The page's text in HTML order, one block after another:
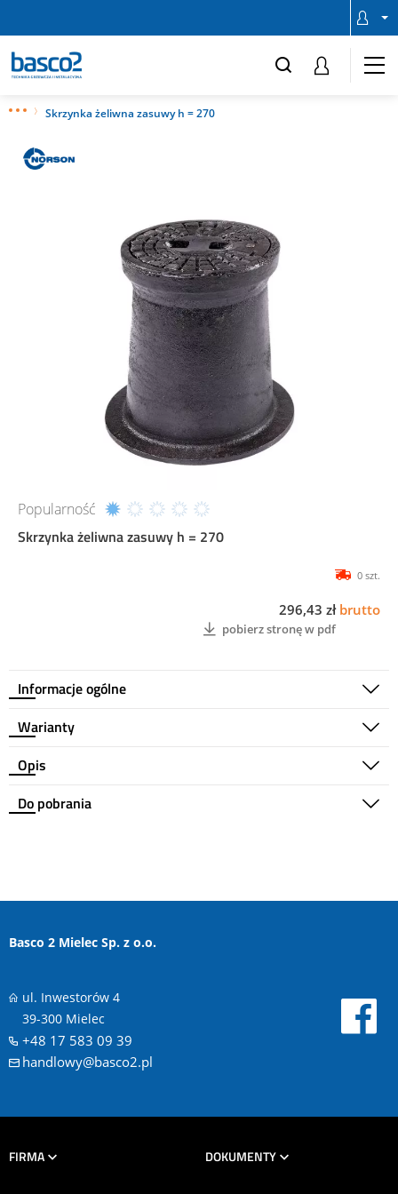
Skrzynka żeliwna zasuwy h = 270
Popularność
Skrzynka żeliwna zasuwy h = 270
Informacje ogólne
0 szt.
296,43 zł brutto
pobierz stronę w pdf
Warianty
Opis
Do pobrania
Basco 2 Mielec Sp. z o.o.
ul. Inwestorów 4
39-300 Mielec
+48 17 583 09 39
handlowy@basco2.pl
FIRMA DOKUMENTY